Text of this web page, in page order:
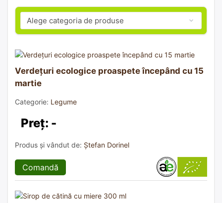
Verdețuri ecologice proaspete începând cu 15
martie
Categorie: Legume
Preț: -
Produs și vândut de: Ștefan Dorinel
Comandă